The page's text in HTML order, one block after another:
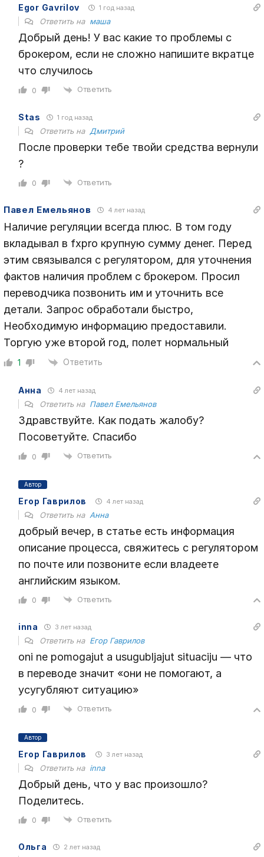
Egor Gavrilov 1 год назад
Ответить на маша
Добрый день! У вас какие то проблемы с
брокером, если не сложно напишите вкратце
что случилось
0 Ответить
Stas 1 год назад
Ответить на Дмитрий
После проверки тебе твойи средства вернули
?
0 Ответить
Павел Емельянов 4 лет назад
Наличие регуляции всегда плюс. В том году
вкладывал в fxpro крупную сумму денег. Перед
этим связывался с регулятором, для уточнения
фактов наличия проблем с брокером. Просил
переводчика позвонить им и уточнить все
детали. Запрос обработали быстро,
Необходимую информацию предоставили.
Торгую уже второй год, полет нормальный
1 Ответить
Анна 4 лет назад
Ответить на Павел Емельянов
Здравствуйте. Как подать жалобу?
Посоветуйте. Спасибо
0 Ответить
Автор
Егор Гаврилов 4 лет назад
Ответить на Анна
добрый вечер, в статье есть информация
описание процесса, свяжитесь с регулятором
по почте или позвоните если владеете
английским языком.
0 Ответить
inna 3 лет назад
Ответить на Егор Гаврилов
oni ne pomogajut a usugubljajut situaciju — что
в переводе значит «они не помогают, а
усугубляют ситуацию»
0 Ответить
Автор
Егор Гаврилов 3 лет назад
Ответить на inna
Добрый день, что у вас произошло?
Поделитесь.
0 Ответить
Ольга 2 лет назад